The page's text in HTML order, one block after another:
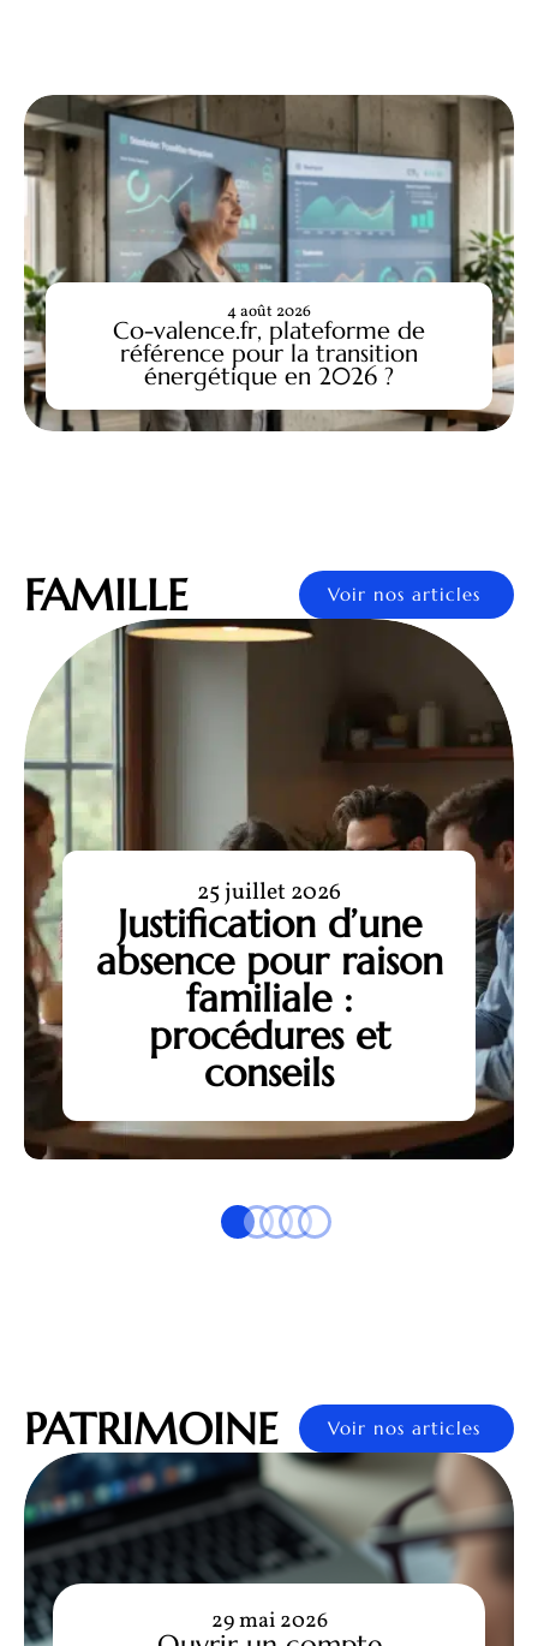
Co-valence.fr, plateforme de
référence pour la transition
énergétique en 2026 ?
4 août 2026
FAMILLE Voir nos articles
Justification d’une
absence pour raison
familiale :
procédures et
conseils
25 juillet 2026
PATRIMOINE Voir nos articles
29 mai 2026